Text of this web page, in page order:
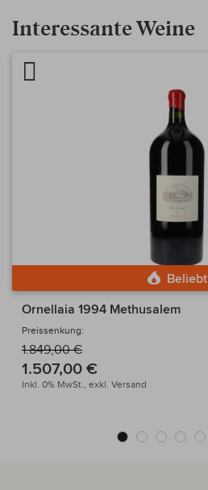
Interessante Weine
Beliebt
Ornellaia 1994 Methusalem
Preissenkung:
1.849,00 €
1.507,00 €
Inkl. 0% MwSt., exkl. Versand